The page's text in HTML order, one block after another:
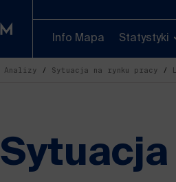
Info Mapa Statystyki
Analizy Sytuacja na rynku pracy
Sytuacja